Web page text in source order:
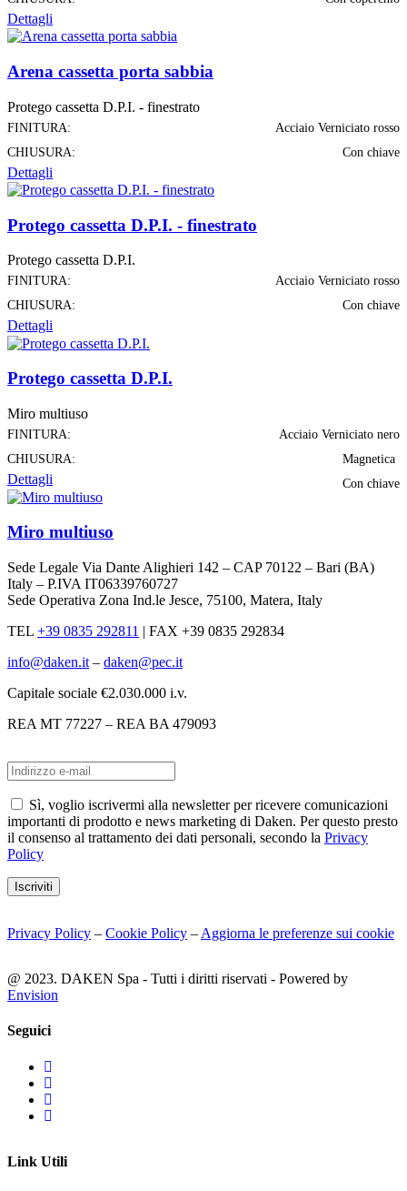
Dettagli
Arena cassetta porta sabbia
Protego cassetta D.P.I. - finestrato
FINITURA:
Acciaio Verniciato rosso
CHIUSURA:
Con chiave
Dettagli
Protego cassetta D.P.I. - finestrato
Protego cassetta D.P.I.
FINITURA:
Acciaio Verniciato rosso
CHIUSURA:
Con chiave
Dettagli
Protego cassetta D.P.I.
Miro multiuso
FINITURA:
Acciaio Verniciato nero
CHIUSURA:
Magnetica
Con chiave
Dettagli
Miro multiuso
Sede Legale Via Dante Alighieri 142 – CAP 70122 – Bari (BA)
Italy – P.IVA IT06339760727
Sede Operativa Zona Ind.le Jesce, 75100, Matera, Italy
TEL +39 0835 292811 | FAX +39 0835 292834
info@daken.it – daken@pec.it
Capitale sociale €2.030.000 i.v.
REA MT 77227 – REA BA 479093
Sì, voglio iscrivermi alla newsletter per ricevere comunicazioni
importanti di prodotto e news marketing di Daken. Per questo presto
il consenso al trattamento dei dati personali, secondo la Privacy
Policy
Iscriviti
Privacy Policy – Cookie Policy – Aggiorna le preferenze sui cookie
@ 2023. DAKEN Spa - Tutti i diritti riservati - Powered by
Envision
Seguici
Link Utili